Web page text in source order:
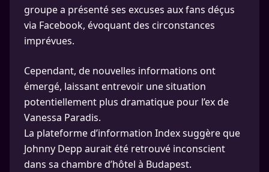
groupe a présenté ses excuses aux fans déçus
via Facebook, évoquant des circonstances
imprévues.
Cependant, de nouvelles informations ont
émergé, laissant entrevoir une situation
potentiellement plus dramatique pour l’ex de
Vanessa Paradis.
La plateforme d’information Index suggère que
Johnny Depp aurait été retrouvé inconscient
dans sa chambre d’hôtel à Budapest.